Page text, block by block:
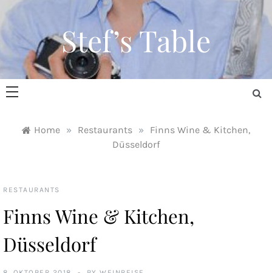
Skip
content
Stef’s Table
Home » Restaurants »
Finns Wine & Kitchen,
Düsseldorf
RESTAURANTS
Finns Wine & Kitchen,
Düsseldorf